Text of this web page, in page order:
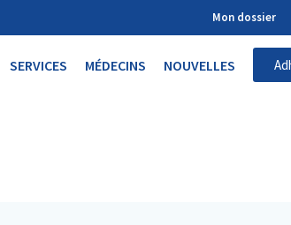
Mon dossier
SERVICES MÉDECINS NOUVELLES